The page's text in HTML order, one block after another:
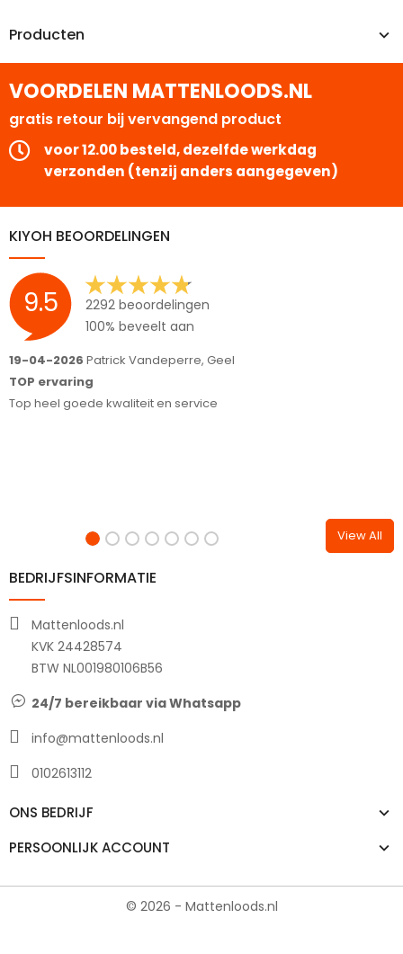
Producten
VOORDELEN MATTENLOODS.NL
gratis retour bij vervangend product
voor 12.00 besteld, dezelfde werkdag
verzonden (tenzij anders aangegeven)
KIYOH BEOORDELINGEN
9.5
2292 beoordelingen
100% beveelt aan
19-04-2026 Patrick Vandeperre, Geel
TOP ervaring
Top heel goede kwaliteit en service
View All
BEDRIJFSINFORMATIE
Mattenloods.nl
KVK 24428574
BTW NL001980106B56
24/7 bereikbaar via Whatsapp
info@mattenloods.nl
0102613112
ONS BEDRIJF
PERSOONLIJK ACCOUNT
© 2026 - Mattenloods.nl